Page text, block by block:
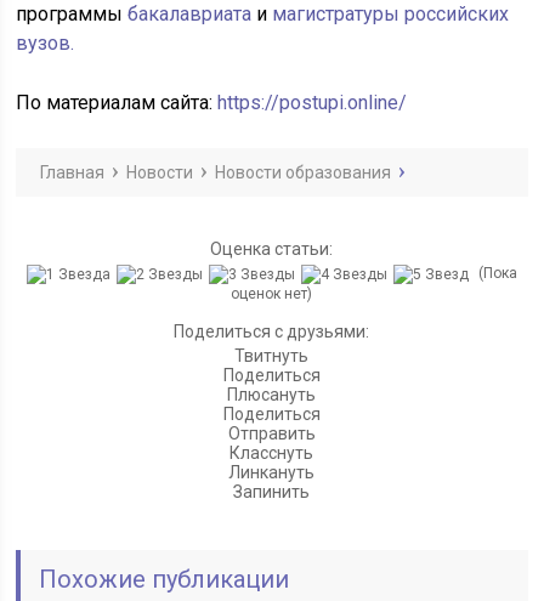
программыбакалавриата и магистратуры российских
вузов.
По материалам сайта: https://postupi.online/
Главная Новости Новости образования
Оценка статьи:
(Пока
оценок нет)
Поделиться с друзьями:
Твитнуть
Поделиться
Плюсануть
Поделиться
Отправить
Класснуть
Линкануть
Запинить
Похожие публикации